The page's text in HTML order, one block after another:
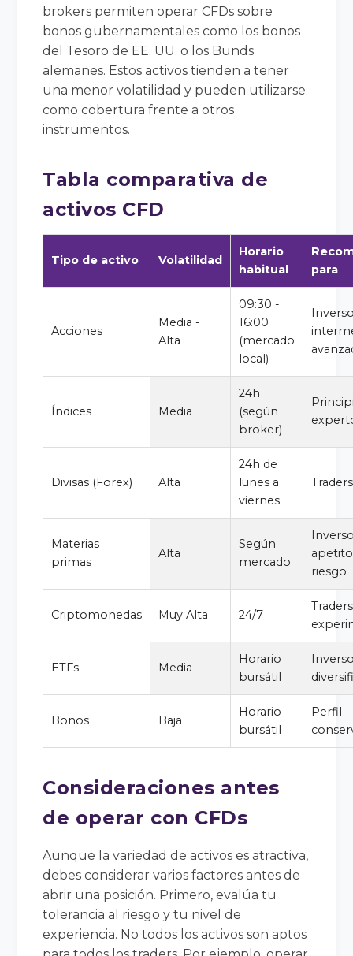
brokers permiten operar CFDs sobre
bonos gubernamentales como los bonos
del Tesoro de EE. UU. o los Bunds
alemanes. Estos activos tienden a tener
una menor volatilidad y pueden utilizarse
como cobertura frente a otros
instrumentos.
Tabla comparativa de
activos CFD
Tipo de activo Volatilidad
Horario
habitual
para
Acciones
Media -
Alta
09:30 -
16:00
(mercado
local)
Índices Media
24h
(según
broker)
Divisas (Forex) Alta
24h de
lunes a
viernes
Materias
primas
Alta
Según
mercado
riesgo
Criptomonedas Muy Alta 24/7
Traders
ETFs Media
Horario
bursátil
Bonos Baja
Horario
bursátil
Perfil
Consideraciones antes
de operar con CFDs
Aunque la variedad de activos es atractiva,
debes considerar varios factores antes de
abrir una posición. Primero, evalúa tu
tolerancia al riesgo y tu nivel de
experiencia. No todos los activos son aptos